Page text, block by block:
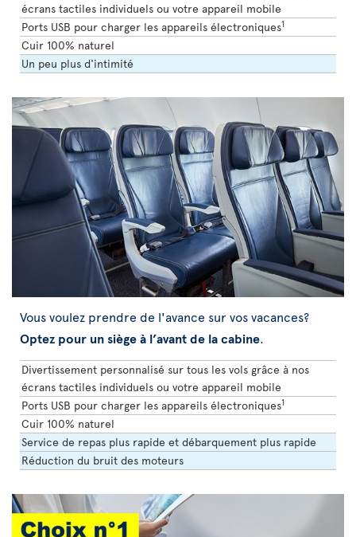
écrans tactiles individuels ou votre appareil mobile
Ports USB pour charger les appareils électroniques1
Cuir 100% naturel
Un peu plus d'intimité
Vous voulez prendre de l'avance sur vos vacances?
Optez pour un siège à l’avant de la cabine.
Divertissement personnalisé sur tous les vols grâce à nos
écrans tactiles individuels ou votre appareil mobile
Ports USB pour charger les appareils électroniques1
Cuir 100% naturel
Service de repas plus rapide et débarquement plus rapide
Réduction du bruit des moteurs